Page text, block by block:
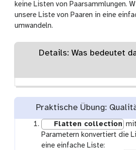
keine Listen von Paarsammlungen.
unsere Liste von Paaren in eine
umwandeln.
Details: Was bedeutet
Praktische Übung:
Flatten collection
Parametern konvertiert die
eine einfache Liste: